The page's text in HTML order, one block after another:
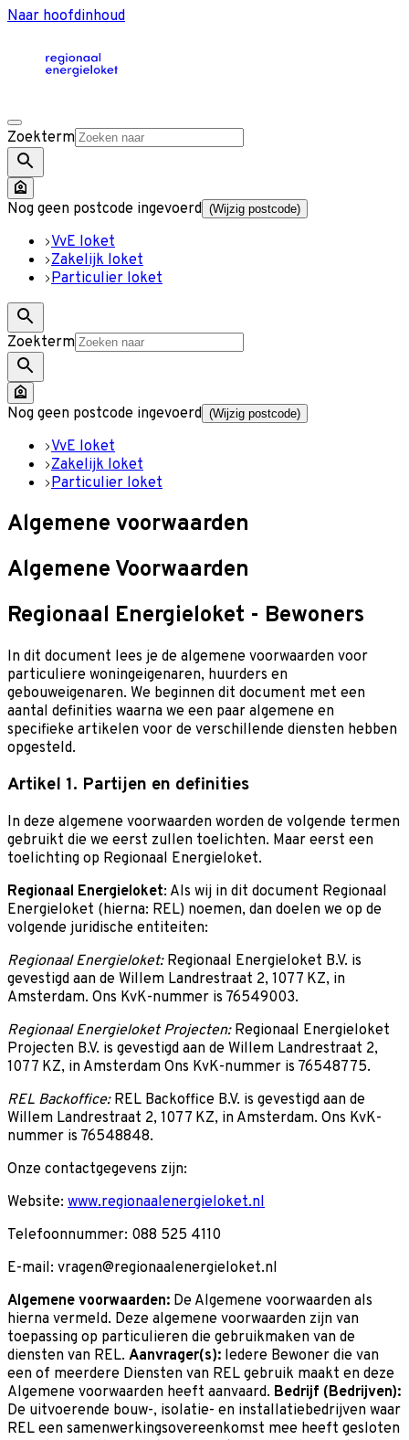
Naar hoofdinhoud
Zoekterm
Nog geen postcode ingevoerd (Wijzig postcode)
VvE loket
Zakelijk loket
Particulier loket
Zoekterm
Nog geen postcode ingevoerd (Wijzig postcode)
VvE loket
Zakelijk loket
Particulier loket
Algemene voorwaarden
Algemene Voorwaarden
Regionaal Energieloket - Bewoners
In dit document lees je de algemene voorwaarden voor
particuliere woningeigenaren, huurders en
gebouweigenaren. We beginnen dit document met een
aantal definities waarna we een paar algemene en
specifieke artikelen voor de verschillende diensten hebben
opgesteld.
Artikel 1. Partijen en definities
In deze algemene voorwaarden worden de volgende termen
gebruikt die we eerst zullen toelichten. Maar eerst een
toelichting op Regionaal Energieloket.
Regionaal Energieloket: Als wij in dit document Regionaal
Energieloket (hierna: REL) noemen, dan doelen we op de
volgende juridische entiteiten:
Regionaal Energieloket: Regionaal Energieloket B.V. is
gevestigd aan de Willem Landrestraat 2, 1077 KZ, in
Amsterdam. Ons KvK-nummer is 76549003.
Regionaal Energieloket Projecten: Regionaal Energieloket
Projecten B.V. is gevestigd aan de Willem Landrestraat 2,
1077 KZ, in Amsterdam Ons KvK-nummer is 76548775.
REL Backoffice: REL Backoffice B.V. is gevestigd aan de
Willem Landrestraat 2, 1077 KZ, in Amsterdam. Ons KvK-
nummer is 76548848.
Onze contactgegevens zijn:
Website: www.regionaalenergieloket.nl
Telefoonnummer: 088 525 4110
E-mail: vragen@regionaalenergieloket.nl
Algemene voorwaarden: De Algemene voorwaarden als
hierna vermeld. Deze algemene voorwaarden zijn van
toepassing op particulieren die gebruikmaken van de
diensten van REL. Aanvrager(s): Iedere Bewoner die van
een of meerdere Diensten van REL gebruik maakt en deze
Algemene voorwaarden heeft aanvaard. Bedrijf (Bedrijven):
De uitvoerende bouw-, isolatie- en installatiebedrijven waar
REL een samenwerkingsovereenkomst mee heeft gesloten